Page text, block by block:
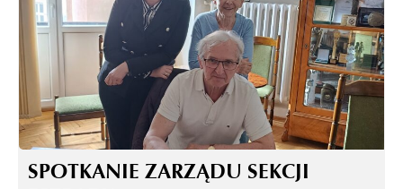
SPOTKANIE ZARZĄDU SEKCJI